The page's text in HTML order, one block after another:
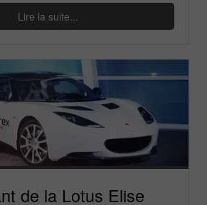
Lire la suite...
de la Lotus Elise